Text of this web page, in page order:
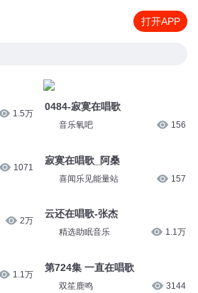
打开APP
1.5万
1071
2万
1.1万
0484-寂寞在唱歌
音乐氧吧 156
寂寞在唱歌_阿桑
喜闻乐见能量站 157
云还在唱歌-张杰
精选助眠音乐 1.1万
第724集 一直在唱歌
双笙鹿鸣 3144